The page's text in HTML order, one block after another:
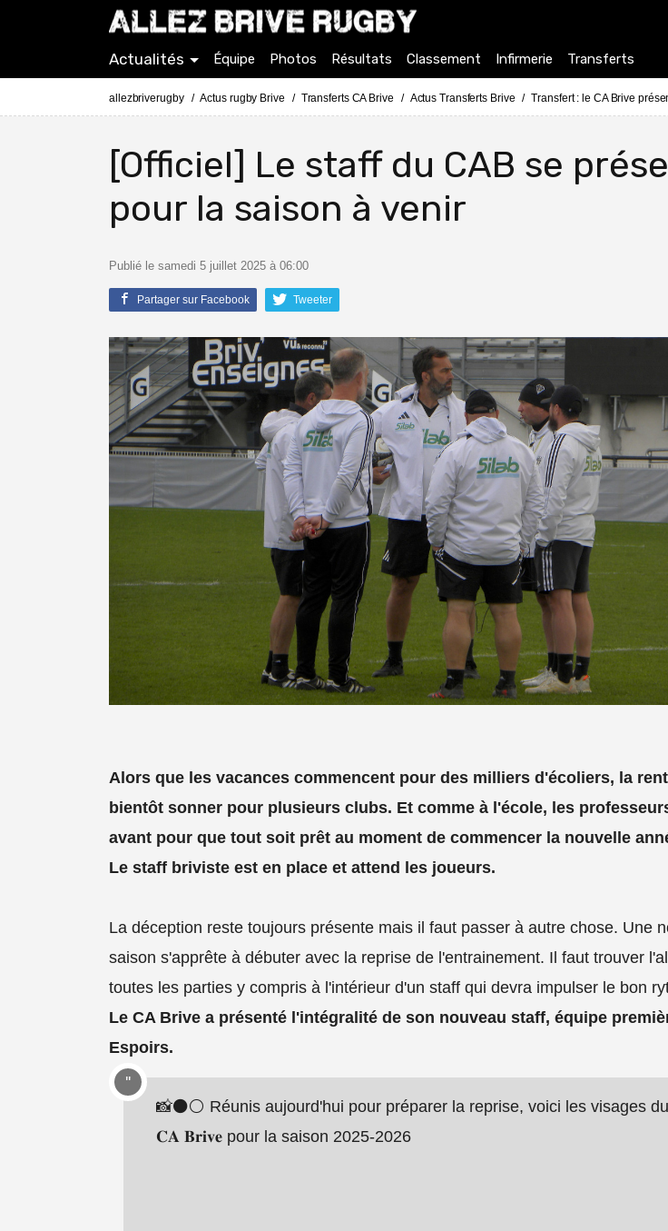
Actualités Équipe Photos Résultats Classement Infirmerie Transferts
allezbriverugby Actus rugby Brive Transferts CA Brive Actus Transferts Brive Transfert : le CA Brive
[Officiel] Le staff du CAB se
pour la saison à venir
Publié le samedi 5 juillet 2025 à 06:00
Partager sur Facebook Tweeter
Alors que les vacances commencent pour des milliers d'écoliers, la
bientôt sonner pour plusieurs clubs. Et comme à l'école, les
avant pour que tout soit prêt au moment de commencer la nouvelle
Le staff briviste est en place et attend les joueurs.
La déception reste toujours présente mais il faut passer à autre chose. Une
saison s'apprête à débuter avec la reprise de l'entrainement. Il faut trouver
toutes les parties y compris à l'intérieur d'un staff qui devra impulser le bon
Le CA Brive a présenté l'intégralité de son nouveau staff, équipe
Espoirs.
📸⚫️⚪️ Réunis aujourd'hui pour préparer la reprise, voici les visages du
𝐂𝐀 𝐁𝐫𝐢𝐯𝐞 pour la saison 2025-2026